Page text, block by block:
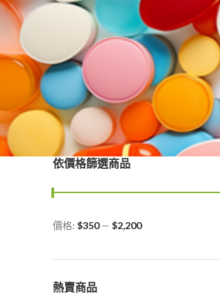
依價格篩選商品
最
價
最
價
價格: $350— $2,200
熱賣商品